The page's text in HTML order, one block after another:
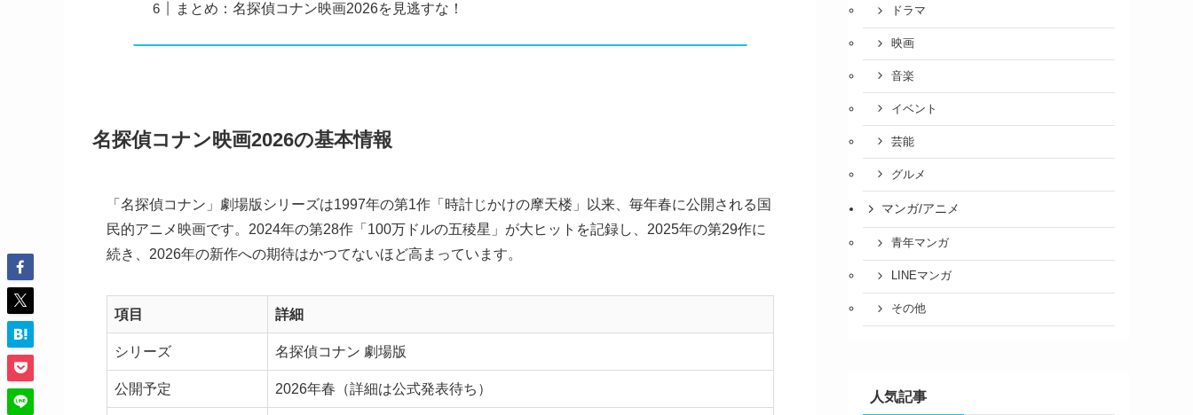
まとめ：名探偵コナン映画2026を見逃すな！
名探偵コナン映画2026の基本情報
「名探偵コナン」劇場版シリーズは1997年の第1作「時計じかけの摩天楼」以来、毎年春に公開される国
民的アニメ映画です。2024年の第28作「100万ドルの五稜星」が大ヒットを記録し、2025年の第29作に
続き、2026年の新作への期待はかつてないほど高まっています。
項目 詳細
シリーズ 名探偵コナン 劇場版
公開予定 2026年春（詳細は公式発表待ち）
ドラマ
映画
音楽
イベント
芸能
グルメ
マンガ/アニメ
青年マンガ
LINEマンガ
その他
人気記事